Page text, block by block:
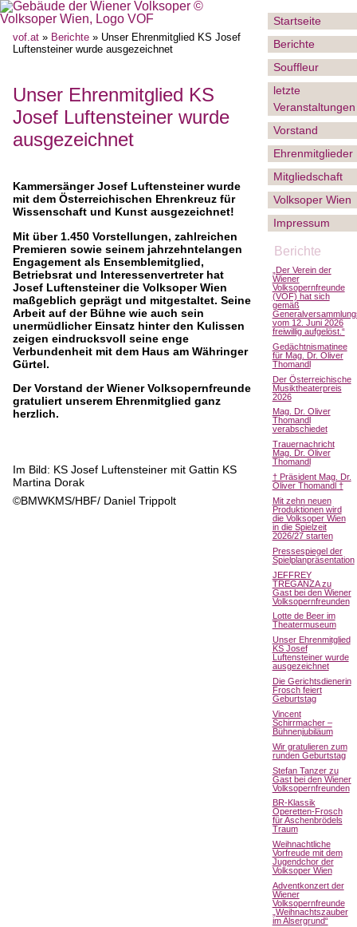
vof.at » Berichte » Unser Ehrenmitglied KS Josef
Luftensteiner wurde ausgezeichnet
Unser Ehrenmitglied KS
Josef Luftensteiner wurde
ausgezeichnet
Kammersänger Josef Luftensteiner wurde
mit dem Österreichischen Ehrenkreuz für
Wissenschaft und Kunst ausgezeichnet!
Mit über 1.450 Vorstellungen, zahlreichen
Premieren sowie seinem jahrzehntelangen
Engagement als Ensemblemitglied,
Betriebsrat und Interessenvertreter hat
Josef Luftensteiner die Volksoper Wien
maßgeblich geprägt und mitgestaltet. Seine
Arbeit auf der Bühne wie auch sein
unermüdlicher Einsatz hinter den Kulissen
zeigen eindrucksvoll seine enge
Verbundenheit mit dem Haus am Währinger
Gürtel.
Der Vorstand der Wiener Volksopernfreunde
gratuliert unserem Ehrenmitglied ganz
herzlich.
Im Bild: KS Josef Luftensteiner mit Gattin KS
Martina Dorak
©BMWKMS/HBF/ Daniel Trippolt
Startseite
Berichte
Souffleur
letzte
Veranstaltungen
Vorstand
Ehrenmitglieder
Mitgliedschaft
Volksoper Wien
Impressum
Berichte
„Der Verein der
Wiener
Volksopernfreunde
(VOF) hat sich
gemäß
vom 12. Juni 2026
freiwillig aufgelöst.“
Gedächtnismatinee
für Mag. Dr. Oliver
Thomandl
Der Österreichische
Musiktheaterpreis
2026
Mag. Dr. Oliver
Thomandl
verabschiedet
Trauernachricht
Mag. Dr. Oliver
Thomandl
† Präsident Mag. Dr.
Oliver Thomandl †
Mit zehn neuen
Produktionen wird
die Volksoper Wien
in die Spielzeit
2026/27 starten
Pressespiegel der
Spielplanpräsentation
JEFFREY
TREGANZA zu
Gast bei den Wiener
Volksopernfreunden
Lotte de Beer im
Theatermuseum
Unser Ehrenmitglied
KS Josef
Luftensteiner wurde
ausgezeichnet
Die Gerichtsdienerin
Frosch feiert
Geburtstag
Vincent
Schirrmacher –
Bühnenjubiläum
Wir gratulieren zum
runden Geburtstag
Stefan Tanzer zu
Gast bei den Wiener
Volksopernfreunden
BR-Klassik
Operetten-Frosch
für Aschenbrödels
Traum
Weihnachtliche
Vorfreude mit dem
Jugendchor der
Volksoper Wien
Adventkonzert der
Wiener
Volksopernfreunde
„Weihnachtszauber
im Alsergrund“